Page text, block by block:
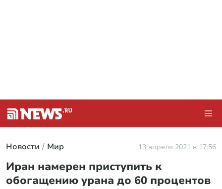
Новости Мир 13 апреля 2021 в 17:56
Иран намерен приступить к
обогащению урана до 60 процентов